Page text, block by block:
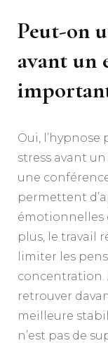
Peut-on
avant un
Oui, l’hypnose
stress avant
une
permettent
émotionnelles
plus, le travail
limiter les
concentration.
retrouver
meilleure
n’est pas de